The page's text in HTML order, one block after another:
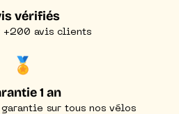
vérifiés
+200 avis clients
🏅
1 an
garantie sur tous nos vélos